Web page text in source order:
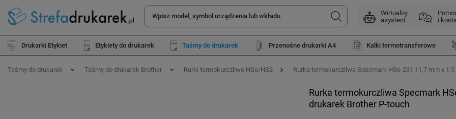
Wirtualny
asystent
i
Drukarki Etykiet Etykiety do drukarek Taśmy do drukarek Przenośne drukarki A4 Kalki termotransferowe
Taśmy do drukarek Taśmy do drukarek Brother Rurki termokurczliwe HSe/HS2 Rurka termokurczliwa Specmark HSe-231 11,7 mm x
Rurka termokurczliwa Specmark
drukarek Brother P-touch